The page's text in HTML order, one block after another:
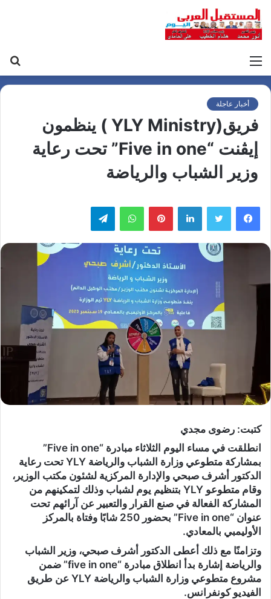
أخبار عاجلة
فريق(YLY Ministry ) ينظمون
إيڤنت “Five in one” تحت رعاية
وزير الشباب والرياضة
لينكدإن بينتيريست واتساب
كتبت: رضوى مجدي
انطلقت في مساء اليوم الثلاثاء مبادرة “Five in one”
بمشاركة متطوعي وزارة الشباب والرياضة YLY تحت رعاية
الدكتور أشرف صبحي والإدارة المركزية لشئون مكتب الوزير،
وقام متطوعو YLY بتنظيم يوم لشباب وذلك لتمكينهم من
المشاركة الفعالة في صنع القرار والتعبير عن آرائهم تحت
عنوان “Five in one” بحضور 250 شابًا وفتاة بالمركز
الأوليمبي بالمعادي.
وتزامنًا مع ذلك أعطى الدكتور أشرف صبحي، وزير الشباب
والرياضة إشارة بدأ انطلاق مبادرة “five in one” ضمن
مشروع متطوعي وزارة الشباب والرياضة YLY عن طريق
الفيديو كونفرانس.